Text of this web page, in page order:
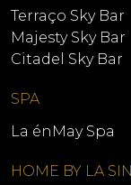
Terraço Sky Bar
Majesty Sky Bar
Citadel Sky Bar
SPA
La énMay Spa
HOME BY LA